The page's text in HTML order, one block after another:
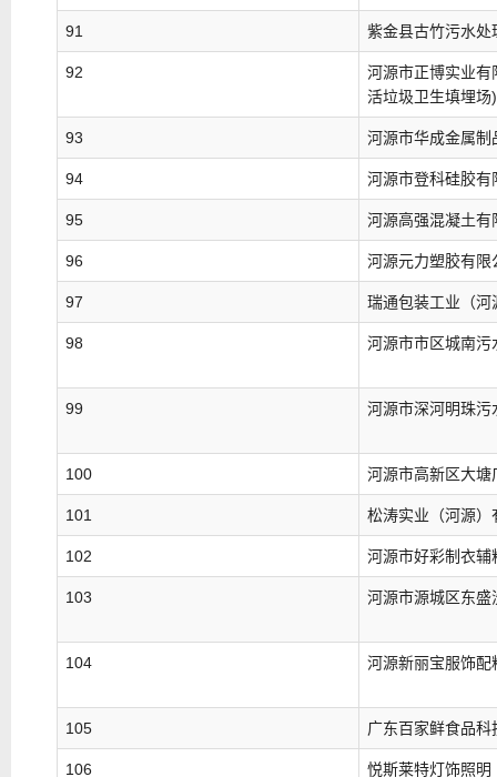
91 紫金县古竹污水处
92
河源市正博实业
活垃圾卫生填埋场)
93 河源市华成金属制
94 河源市登科硅胶有
95 河源高强混凝土有
96 河源元力塑胶有限
97 瑞通包装工业（河
98 河源市市区城南污
99 河源市深河明珠污
100 河源市高新区大塘
101 松涛实业（河源）
102 河源市好彩制衣辅
103 河源市源城区东盛
104 河源新丽宝服饰配
105 广东百家鲜食品科
106 悦斯莱特灯饰照明